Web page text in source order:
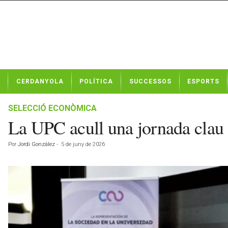
t
CERDANYOLA POLÍTICA SUCCESSOS ESPORTS
SELECCIÓ ECONÒMICA
La UPC acull una jornada
Por Jordi González - 5 de juny de 2026